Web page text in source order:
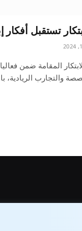
تستقبل أفكار
المقامة ضمن
والتجارب الريادية،